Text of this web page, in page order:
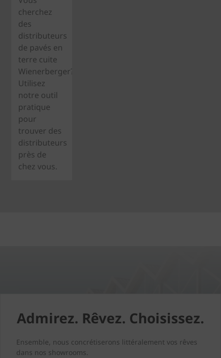
cherchez
des
distributeurs
de pavés en
terre cuite
Wienerberger?
Utilisez
notre outil
pratique
pour
trouver des
distributeurs
près de
chez vous.
Admirez. Rêvez. Choisissez.
Ensemble, nous concrétiserons littéralement vos rêves
dans nos showrooms.